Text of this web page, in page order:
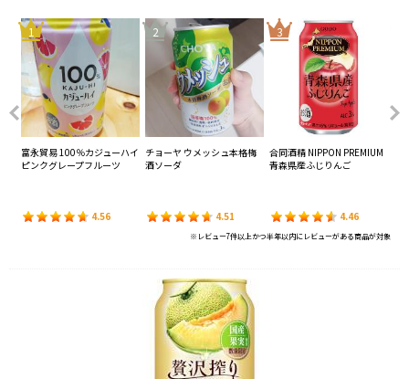
1
富永貿易 100％カジューハイ
ピンクグレープフルーツ
4.56
2
チョーヤ ウメッシュ本格梅
酒ソーダ
4.51
3
合同酒精 NIPPON PREMIUM
青森県産ふじりんご
4.46
※レビュー7件以上かつ半年以内にレビューがある商品が対象